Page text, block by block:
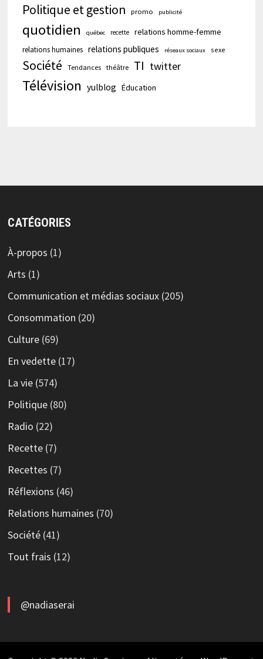
Politique et gestion
promo publicité
quotidien québec recette relations homme-femme
relations humaines relations publiques réseaux sociaux sexe
Société Tendances théâtre TI twitter
Télévision yulblog Éducation
CATÉGORIES
À-propos (1)
Arts (1)
Communication et médias sociaux(205)
Consommation (20)
Culture(69)
En vedette(17)
La vie(574)
Politique(80)
Radio (22)
Recette(7)
Recettes (7)
Réflexions (46)
Relations humaines (70)
Société(41)
Tout frais (12)
@nadiaserai